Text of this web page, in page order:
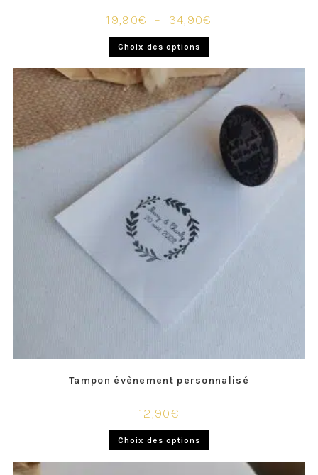
19,90€ – 34,90€
Choix des options
Tampon évènement personnalisé
12,90€
Choix des options